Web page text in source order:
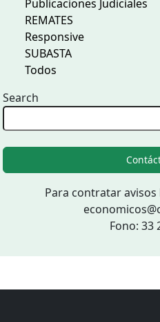
Publicaciones Judiciales
REMATES
Responsive
SUBASTA
Todos
Search
Para contratar
Fono: 33